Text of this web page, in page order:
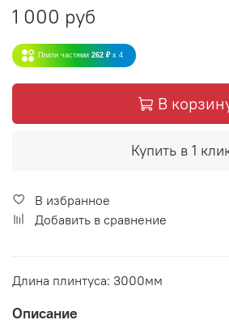
1 000 руб
Плати частями 262 ₽ x 4
В
Купить в 1
В избранное
Добавить в сравнение
Длина плинтуса: 3000мм
Описание